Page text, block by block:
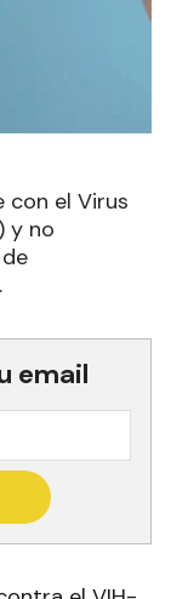
con el Virus
y no
email